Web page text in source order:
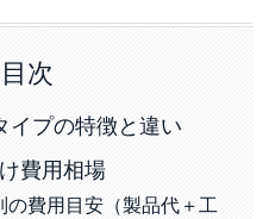
目次
イプの特徴と違い
費用相場
の費用目安（製品代＋工